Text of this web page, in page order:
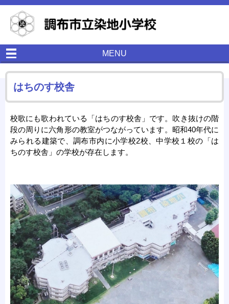
MENU
はちのす校舎
校歌にも歌われている「はちのす校舎」です。吹き抜けの階
段の周りに六角形の教室がつながっています。昭和40年代に
みられる建築で、調布市内に小学校2校、中学校１校の「は
ちのす校舎」の学校が存在します。